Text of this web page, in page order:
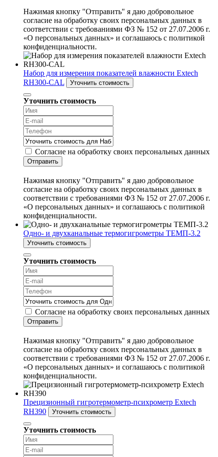
Нажимая кнопку "Отправить" я даю добровольное
согласие на обработку своих персональных данных в
соответствии с требованиями ФЗ № 152 от 27.07.2006 г.
«О персональных данных» и соглашаюсь с политикой
конфиденциальности.
Набор для измерения показателей влажности Extech
RH300-CAL
Уточнить стоимость
Уточнить стоимость
Согласие на обработку своих персональных данных
Отправить
Нажимая кнопку "Отправить" я даю добровольное
согласие на обработку своих персональных данных в
соответствии с требованиями ФЗ № 152 от 27.07.2006 г.
«О персональных данных» и соглашаюсь с политикой
конфиденциальности.
Одно- и двухканальные термогигрометры ТЕМП-3.2
Уточнить стоимость
Уточнить стоимость
Согласие на обработку своих персональных данных
Отправить
Нажимая кнопку "Отправить" я даю добровольное
согласие на обработку своих персональных данных в
соответствии с требованиями ФЗ № 152 от 27.07.2006 г.
«О персональных данных» и соглашаюсь с политикой
конфиденциальности.
Прецизионный гигротермометр-психрометр Extech
RH390
Уточнить стоимость
Уточнить стоимость